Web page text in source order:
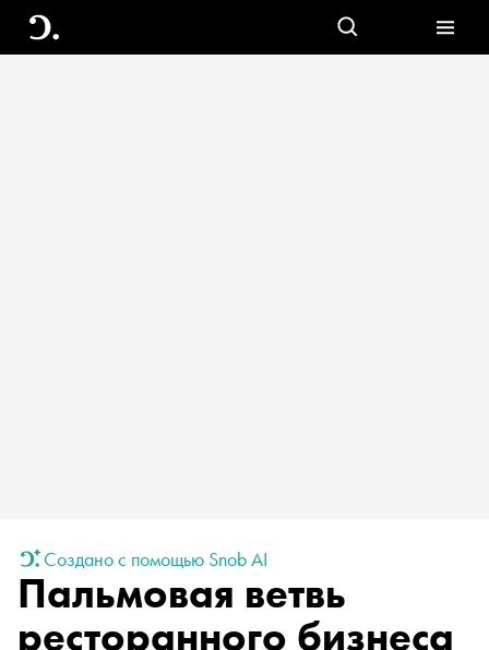
Создано с помощью Snob AI
Пальмовая ветвь
ресторанного бизнеса